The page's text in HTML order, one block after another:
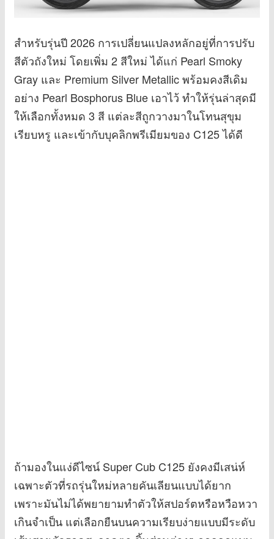
สำหรับรุ่นปี 2026 การเปลี่ยนแปลงหลักอยู่ที่การปรับ
สีตัวถังใหม่ โดยเพิ่ม 2 สีใหม่ ได้แก่ Pearl Smoky
Gray และ Premium Silver Metallic พร้อมคงสีเดิม
อย่าง Pearl Bosphorus Blue เอาไว้ ทำให้รุ่นล่าสุดมี
ให้เลือกทั้งหมด 3 สี แต่ละสีถูกวางมาในโทนสุขุม
เรียบหรู และเข้ากับบุคลิกพรีเมียมของ C125 ได้ดี
ถ้ามองในแง่ดีไซน์ Super Cub C125 ยังคงมีเสน่ห์
เฉพาะตัวที่รถรุ่นใหม่หลายคันเลียนแบบได้ยาก
เพราะมันไม่ได้พยายามทำตัวให้สปอร์ตหรือหวือหวา
เกินจำเป็น แต่เลือกยืนบนความเรียบง่ายแบบมีระดับ